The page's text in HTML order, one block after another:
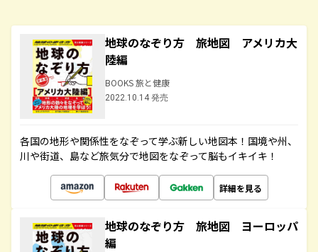
地球のなぞり方 旅地図 アメリカ大
陸編
BOOKS 旅と健康
2022.10.14 発売
各国の地形や関係性をなぞって学ぶ新しい地図本！国境や州、
川や街道、島など旅気分で地図をなぞって脳もイキイキ！
詳細を見る
地球のなぞり方 旅地図 ヨーロッパ
編